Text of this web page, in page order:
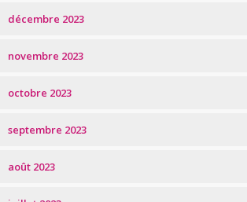
décembre 2023
novembre 2023
octobre 2023
septembre 2023
août 2023